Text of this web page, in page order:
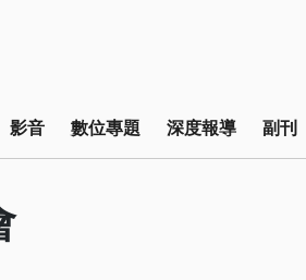
影音 數位專題 深度報導 副刊